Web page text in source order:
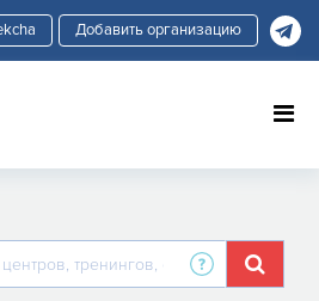
Добавить организацию